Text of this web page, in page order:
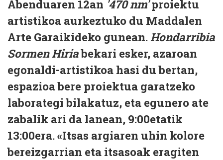
Abenduaren 12an '470 nm'proiektu
artistikoa aurkeztuko du Maddalen
Arte Garaikideko gunean.Hondarribia
Sormen Hiriabekari esker, azaroan
egonaldi-artistikoa hasi du bertan,
espazioa bere proiektua garatzeko
laborategi bilakatuz, eta egunero ate
zabalik ari da lanean, 9:00etatik
13:00era. «Itsas argiaren uhin kolore
bereizgarrian eta itsasoak eragiten